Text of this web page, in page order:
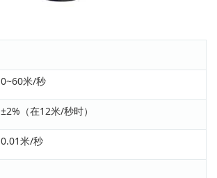
0~60米/秒
±2%（在12米/秒时）
0.01米/秒